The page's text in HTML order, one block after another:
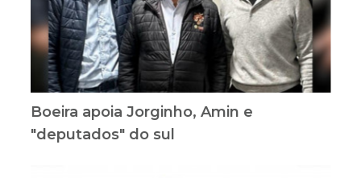
Boeira apoia Jorginho, Amin e
"deputados" do sul